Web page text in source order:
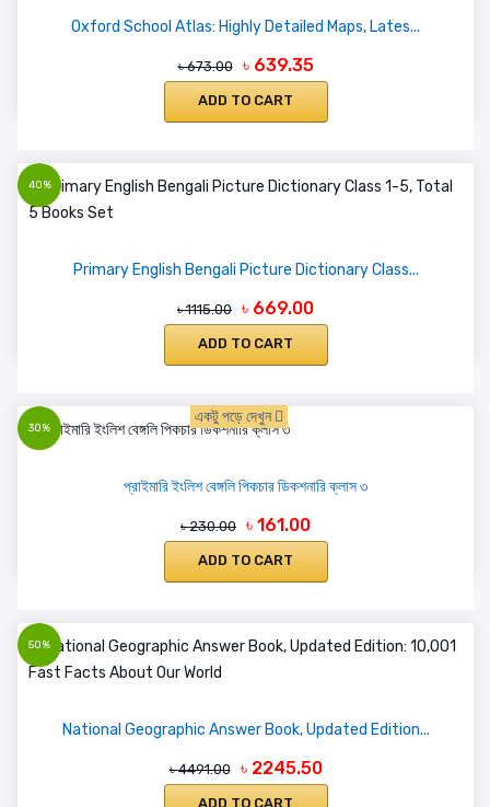
Oxford School Atlas: Highly Detailed Maps, Lates...
৳ 673.00 ৳ 639.35
ADD TO CART
40%
Primary English Bengali Picture Dictionary Class...
৳ 1115.00 ৳ 669.00
ADD TO CART
30%
একটু পড়ে দেখুন
প্রাইমারি ইংলিশ বেঙ্গলি পিকচার ডিকশনারি ক্লাস ৩
৳ 230.00 ৳ 161.00
ADD TO CART
50%
National Geographic Answer Book, Updated Edition...
৳ 4491.00 ৳ 2245.50
ADD TO CART